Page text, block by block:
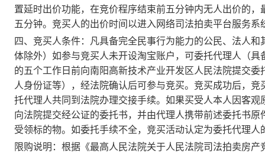
置延时出价功能，在竞价程序结束前五分钟内无人出价的
五分钟。竞买人的出价时间以进入网络司法拍卖平台服务系
四、竞买人条件：凡具备完全民事行为能力的公民、法人
体除外）如参与竞买人未开设淘宝账户，可委托代理人（
的五个工作日前向南阳高新技术产业开发区人民法院提交
人身份证等），经法院确认后可参与竞买。竞买成功后，竞
托代理人共同到法院办理交接手续。如果买受人本人因客
向法院提交经公证的委托书，并由代理人携带前述委托书
受领标的物。如委托手续不全，竞买活动认定为委托代理人
限购说明： 根据《最高人民法院关于人民法院司法拍卖房